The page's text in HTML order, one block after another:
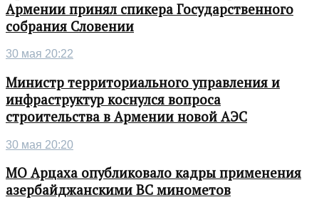
Армении принял спикера Государственного
собрания Словении
30 мая 20:22
Министр территориального управления и
инфраструктур коснулся вопроса
строительства в Армении новой АЭС
30 мая 20:20
МО Арцаха опубликовало кадры применения
азербайджанскими ВС минометов